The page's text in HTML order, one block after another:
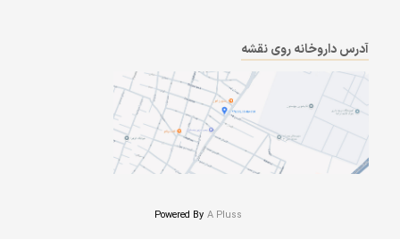
آدرس داروخانه روی نقشه
A Pluss
Powered By